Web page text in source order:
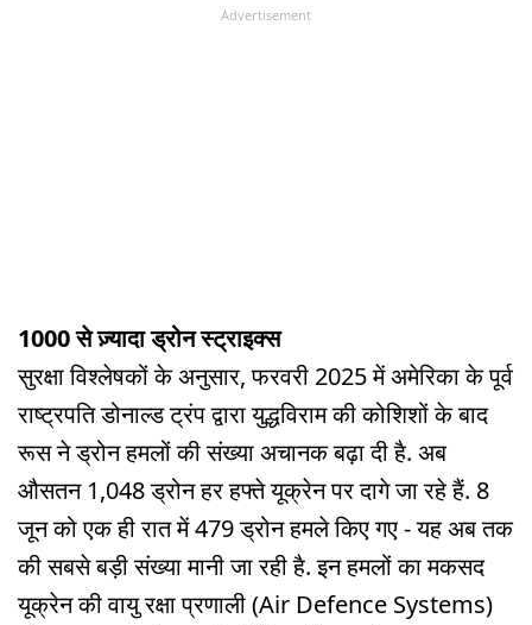
Advertisement
1000 से ज़्यादा ड्रोन स्ट्राइक्स
सुरक्षा विश्लेषकों के अनुसार, फरवरी 2025 में अमेरिका के पूर्व
राष्ट्रपति डोनाल्ड ट्रंप द्वारा युद्धविराम की कोशिशों के बाद
रूस ने ड्रोन हमलों की संख्या अचानक बढ़ा दी है. अब
औसतन 1,048 ड्रोन हर हफ्ते यूक्रेन पर दागे जा रहे हैं. 8
जून को एक ही रात में 479 ड्रोन हमले किए गए - यह अब तक
की सबसे बड़ी संख्या मानी जा रही है. इन हमलों का मकसद
यूक्रेन की वायु रक्षा प्रणाली (Air Defence Systems)